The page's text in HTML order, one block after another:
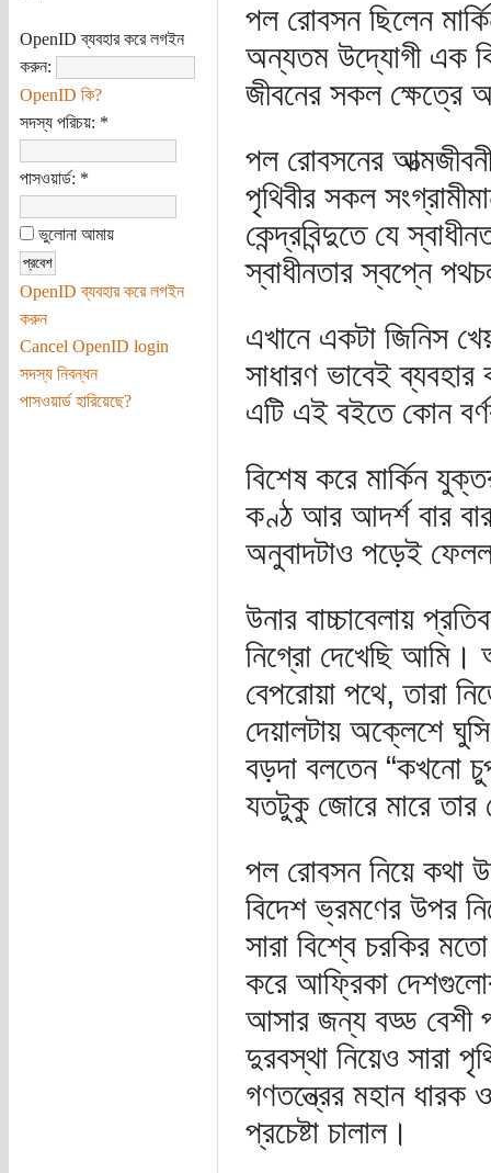
OpenID ব্যবহার করে লগইন
করুন:
OpenID কি?
সদস্য পরিচয়: *
পাসওয়ার্ড: *
ভুলোনা আমায়
OpenID ব্যবহার করে লগইন
করুন
Cancel OpenID login
সদস্য নিবন্ধন
পাসওয়ার্ড হারিয়েছে?
পল রোবসন ছিলেন
অন্যতম উদ্যোগী এক
জীবনের সকল ক্ষেত্রে
পল রোবসনের
পৃথিবীর সকল
কেন্দ্রবিন্দুতে যে
স্বাধীনতার স্বপ্নে
এখানে একটা জিনিস
সাধারণ ভাবেই
এটি এই বইতে কোন
বিশেষ করে মার্কিন
কণ্ঠ আর আদর্শ বার
অনুবাদটাও পড়েই
উনার বাচ্চাবেলায়
নিগ্রো দেখেছি
বেপরোয়া পথে, তারা
দেয়ালটায় অক্লেশে
বড়দা বলতেন “কখনো
যতটুকু জোরে মারে তার
পল রোবসন নিয়ে কথা
বিদেশ ভ্রমণের উপর
সারা বিশ্বে চরকির
করে আফ্রিকা
আসার জন্য বড্ড বেশী
দুরবস্থা নিয়েও সারা
গণতন্ত্রের মহান ধারক
প্রচেষ্টা চালাল।